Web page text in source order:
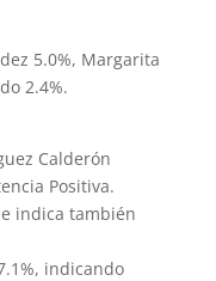
5.0%, Margarita
2.4%.
Calderón
Positiva.
indica también
indicando